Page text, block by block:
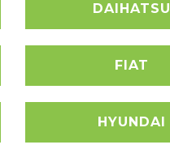
DAIHATSU
FIAT
HYUNDAI